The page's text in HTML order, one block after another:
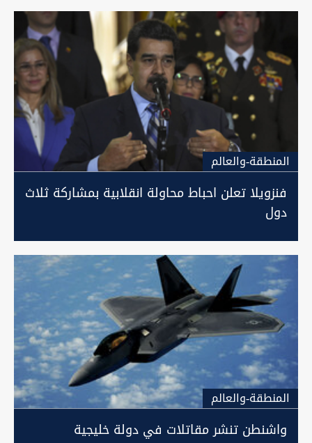
المنطقة-والعالم
فنزويلا تعلن احباط محاولة انقلابية بمشاركة ثلاث
دول
المنطقة-والعالم
واشنطن تنشر مقاتلات في دولة خليجية